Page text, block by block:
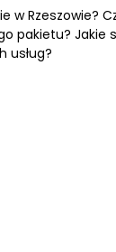
w Rzeszowie?
pakietu? Jakie
usług?